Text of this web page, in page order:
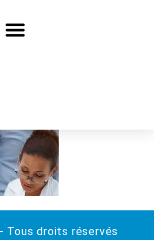
Tous droits réservés